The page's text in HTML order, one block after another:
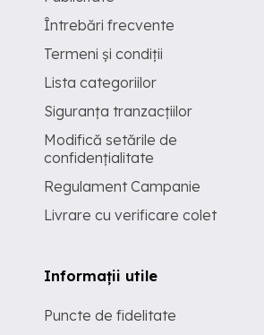
Întrebări frecvente
Termeni și condiții
Lista categoriilor
Siguranța tranzacțiilor
Modifică setările de
confidențialitate
Regulament Campanie
Livrare cu verificare colet
Informații utile
Puncte de fidelitate